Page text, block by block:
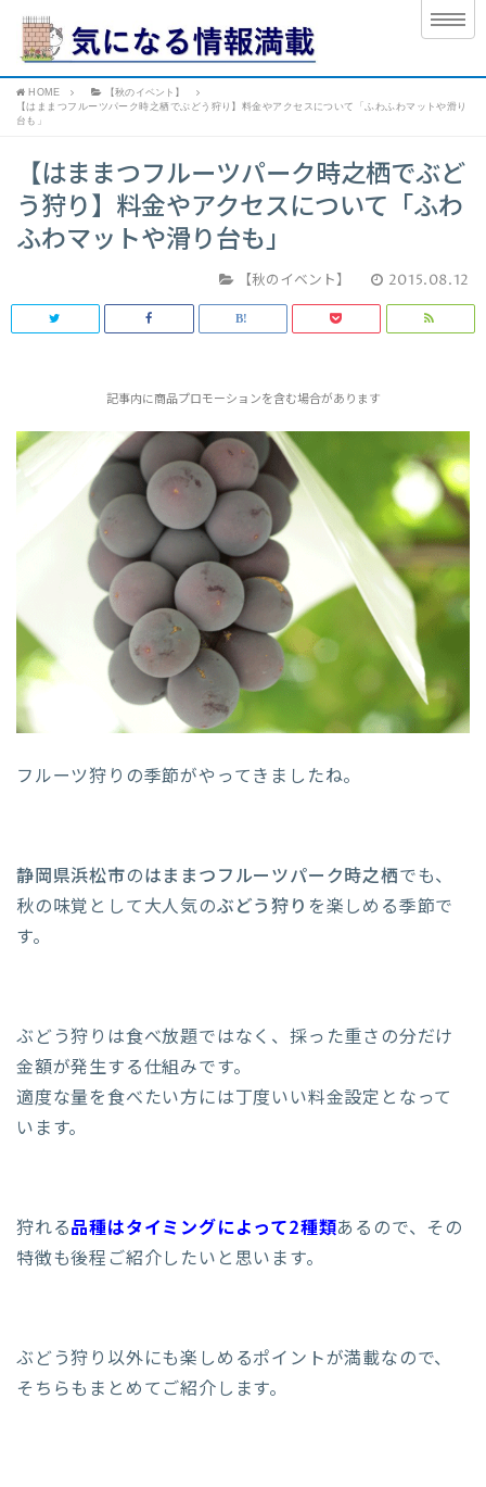
HOME
【秋のイベント】
【はままつフルーツパーク時之栖でぶどう狩り】料金やアクセスについて「ふわふわマットや滑り
台も」
【はままつフルーツパーク時之栖でぶど
う狩り】料金やアクセスについて「ふわ
ふわマットや滑り台も」
【秋のイベント】 2015.08.12
記事内に商品プロモーションを含む場合があります
フルーツ狩りの季節がやってきましたね。
静岡県浜松市のはままつフルーツパーク時之栖でも、
秋の味覚として大人気のぶどう狩り を楽しめる季節で
す。
ぶどう狩りは食べ放題ではなく、採った重さの分だけ
金額が発生する仕組みです。
適度な量を食べたい方には丁度いい料金設定となって
います。
狩れる品種はタイミングによって2種類あるので、その
特徴も後程ご紹介したいと思います。
ぶどう狩り以外にも楽しめるポイントが満載なので、
そちらもまとめてご紹介します。